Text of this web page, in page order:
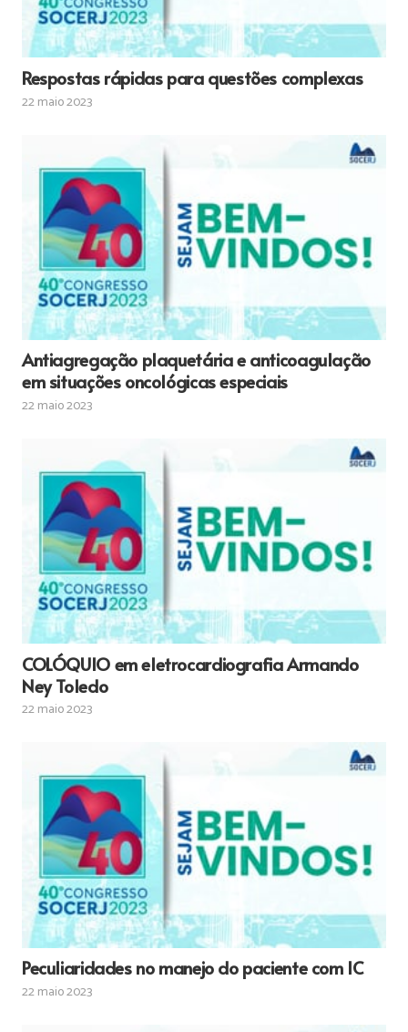
Respostas rápidas para questões complexas
22 maio 2023
Antiagregação plaquetária e anticoagulação
em situações oncológicas especiais
22 maio 2023
COLÓQUIO em eletrocardiografia Armando
Ney Toledo
22 maio 2023
Peculiaridades no manejo do paciente com IC
22 maio 2023